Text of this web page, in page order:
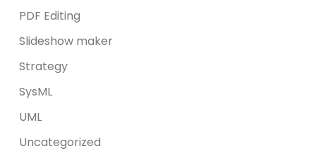
PDF Editing
Slideshow maker
Strategy
SysML
UML
Uncategorized